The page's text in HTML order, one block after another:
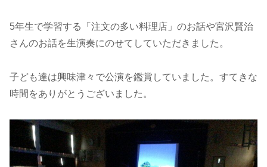
5年生で学習する「注文の多い料理店」のお話や宮沢賢治
さんのお話を生演奏にのせてしていただきました。
子ども達は興味津々で公演を鑑賞していました。すてきな
時間をありがとうございました。